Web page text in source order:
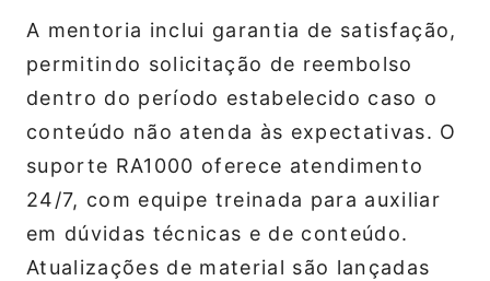
A mentoria inclui garantia de satisfação,
permitindo solicitação de reembolso
dentro do período estabelecido caso o
conteúdo não atenda às expectativas. O
suporte RA1000 oferece atendimento
24/7, com equipe treinada para auxiliar
em dúvidas técnicas e de conteúdo.
Atualizações de material são lançadas